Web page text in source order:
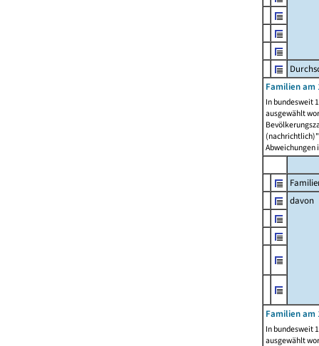
Familien am
In bundesweit
ausgewählt
Abweichungen
davon
Familien am
In bundesweit
ausgewählt